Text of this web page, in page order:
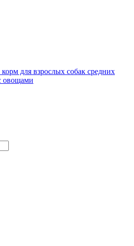
для взрослых собак средних
овощами